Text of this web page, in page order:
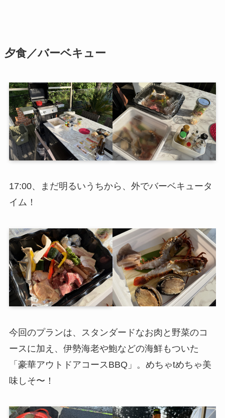
夕食／バーベキュー
17:00、まだ明るいうちから、外でバーベキュータ
イム！
今回のプランは、スタンダードなお肉と野菜のコ
ースに加え、伊勢海老や鮑などの海鮮もついた
「豪華アウトドアコースBBQ」。めちゃtめちゃ美
味しそ〜！